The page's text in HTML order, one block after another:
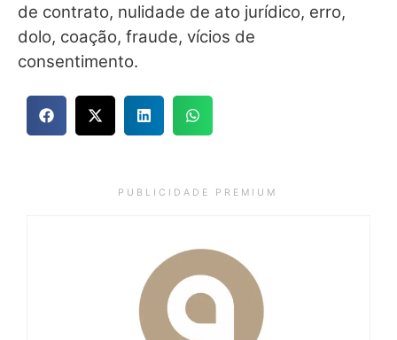
de contrato, nulidade de ato jurídico, erro,
dolo, coação, fraude, vícios de
consentimento.
P U B L I C I D A D E P R E M I U M